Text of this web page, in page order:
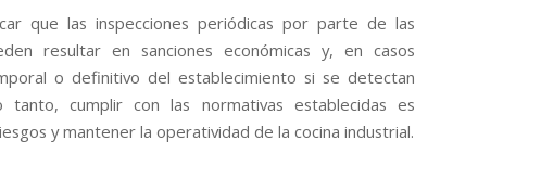
que las inspecciones periódicas por parte de las
resultar en sanciones económicas y, en casos
o definitivo del establecimiento si se detectan
tanto, cumplir con las normativas establecidas es
y mantener la operatividad de la cocina industrial.